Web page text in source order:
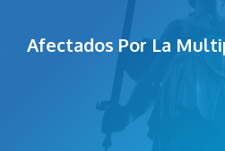
Afectados Por La